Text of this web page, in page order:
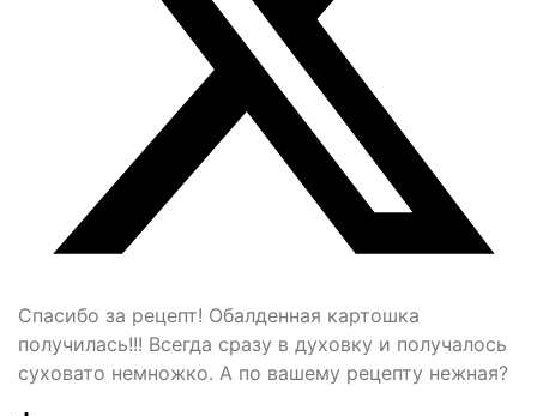
Спасибо за рецепт! Обалденная картошка
получилась!!! Всегда сразу в духовку и получалось
суховато немножко. А по вашему рецепту нежная?